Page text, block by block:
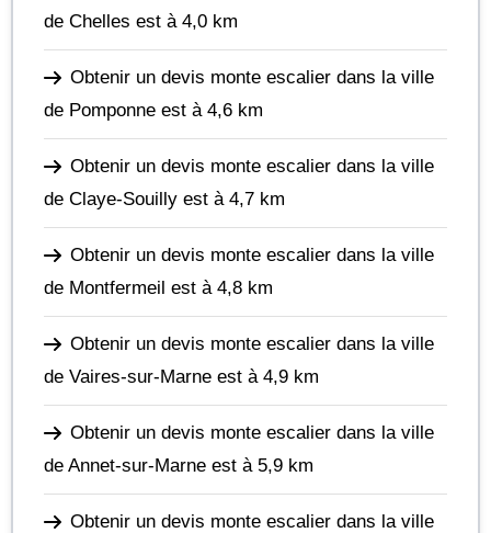
de Chelles est à 4,0 km
Obtenir un devis monte escalier dans la ville
de Pomponne est à 4,6 km
Obtenir un devis monte escalier dans la ville
de Claye-Souilly est à 4,7 km
Obtenir un devis monte escalier dans la ville
de Montfermeil est à 4,8 km
Obtenir un devis monte escalier dans la ville
de Vaires-sur-Marne est à 4,9 km
Obtenir un devis monte escalier dans la ville
de Annet-sur-Marne est à 5,9 km
Obtenir un devis monte escalier dans la ville